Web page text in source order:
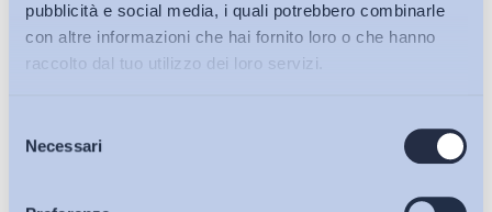
pubblicità e social media, i quali potrebbero combinarle
con altre informazioni che hai fornito loro o che hanno
raccolto dal tuo utilizzo dei loro servizi.
delNecessariBollettini ADAPT